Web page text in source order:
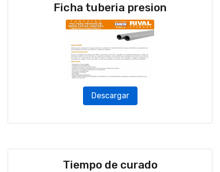
Ficha tuberia presion
Descargar
Tiempo de curado